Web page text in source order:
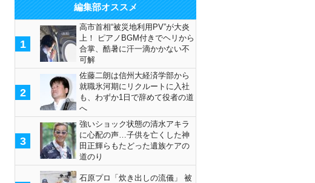
編集部オススメ
1
高市首相“被災地利用PV”が大炎
上！ ピアノBGM付きでヘリから
合掌、酷暑に汗一滴かかない不
可解
2
佐藤二朗は信州大経済学部から
就職氷河期にリクルートに入社
も、わずか1日で辞めて役者の道
へ
3
強いショック状態の清水アキラ
に心配の声…子供を亡くした神
田正輝らもたどった遺族ケアの
道のり
石原プロ「炊き出しの流儀」 被